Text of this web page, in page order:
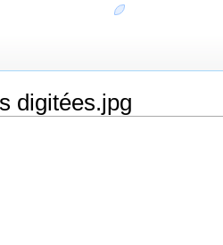
digitées.jpg